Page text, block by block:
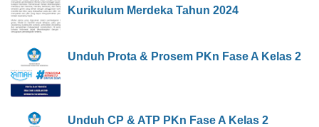
Kurikulum Merdeka Tahun 2024
Unduh Prota & Prosem PKn Fase A Kelas 2
Unduh CP & ATP PKn Fase A Kelas 2